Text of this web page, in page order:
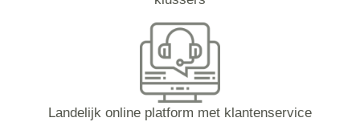
Landelijk online platform met klantenservice